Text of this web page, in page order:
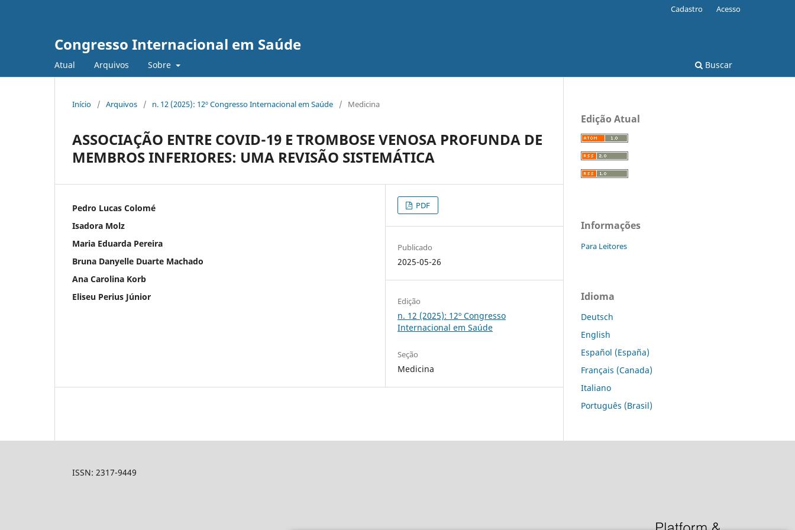
Congresso Internacional em Saúde
Atual Arquivos Sobre Buscar
Cadastro Acesso
Início / Arquivos / n. 12 (2025): 12º Congresso Internacional em Saúde / Medicina
ASSOCIAÇÃO ENTRE COVID-19 E TROMBOSE VENOSA PROFUNDA DE
MEMBROS INFERIORES: UMA REVISÃO SISTEMÁTICA
Pedro Lucas Colomé
Isadora Molz
Maria Eduarda Pereira
Bruna Danyelle Duarte Machado
Ana Carolina Korb
Eliseu Perius Júnior
PDF
Publicado
2025-05-26
Edição
n. 12 (2025): 12º Congresso
Internacional em Saúde
Seção
Medicina
Edição Atual
Informações
Para Leitores
Idioma
Deutsch
English
Español (España)
Français (Canada)
Italiano
Português (Brasil)
ISSN: 2317-9449